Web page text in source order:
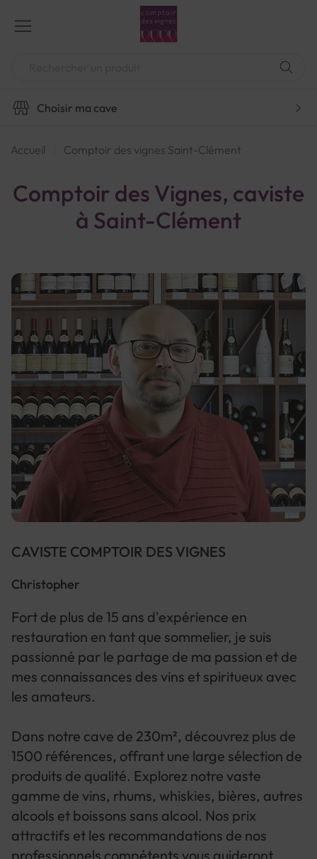
contenu
Choisir ma cave
Accueil Comptoir des vignes Saint-Clément
Comptoir des Vignes, caviste
à Saint-Clément
CAVISTE COMPTOIR DES VIGNES
Christopher
Fort de plus de 15 ans d'expérience en
restauration en tant que sommelier, je suis
passionné par le partage de ma passion et de
mes connaissances des vins et spiritueux avec
les amateurs.
Dans notre cave de 230m², découvrez plus de
1500 références, offrant une large sélection de
produits de qualité. Explorez notre vaste
gamme de vins, rhums, whiskies, bières, autres
alcools et boissons sans alcool. Nos prix
attractifs et les recommandations de nos
professionnels compétents vous guideront